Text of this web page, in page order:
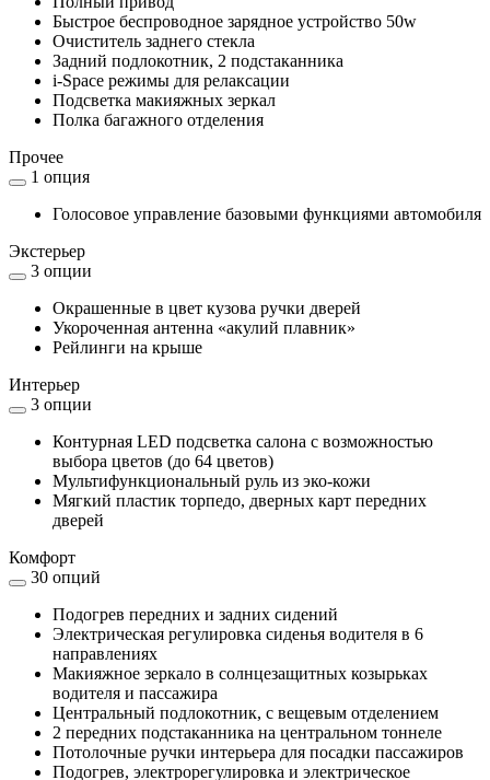
Быстрое беспроводное зарядное устройство 50w
Очиститель заднего стекла
Задний подлокотник, 2 подстаканника
i-Space pежимы для релаксации
Подсветка макияжных зеркал
Полка багажного отделения
Прочее
1 опция
Голосовое управление базовыми функциями автомобиля
Экстерьер
3 опции
Окрашенные в цвет кузова ручки дверей
Укороченная антенна «акулий плавник»
Рейлинги на крыше
Интерьер
3 опции
Контурная LED подсветка салона с возможностью
выбора цветов (до 64 цветов)
Мультифункциональный руль из эко-кожи
Мягкий пластик торпедо, дверных карт передних
дверей
Комфорт
30 опций
Подогрев передних и задних сидений
Электрическая регулировка сиденья водителя в 6
направлениях
Макияжное зеркало в солнцезащитных козырьках
водителя и пассажира
Центральный подлокотник, с вещевым отделением
2 передних подстаканника на центральном тоннеле
Потолочные ручки интерьера для посадки пассажиров
Подогрев, электрорегулировка и электрическое